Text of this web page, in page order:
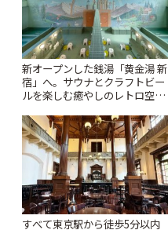
新オープンした銭湯「黄金湯 新
宿」へ。サウナとクラフトビー
ルを楽しむ癒やしのレトロ空間
すべて東京駅から徒歩5分以内